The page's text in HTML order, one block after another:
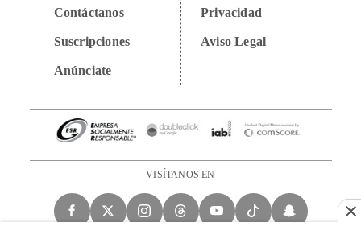
Contáctanos
Suscripciones
Anúnciate
Privacidad
Aviso Legal
VISÍTANOS EN